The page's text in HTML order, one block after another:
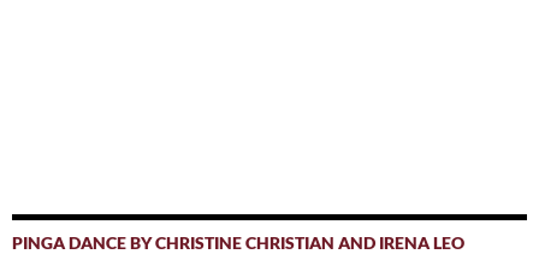
PINGA DANCE BY CHRISTINE CHRISTIAN AND IRENA LEO